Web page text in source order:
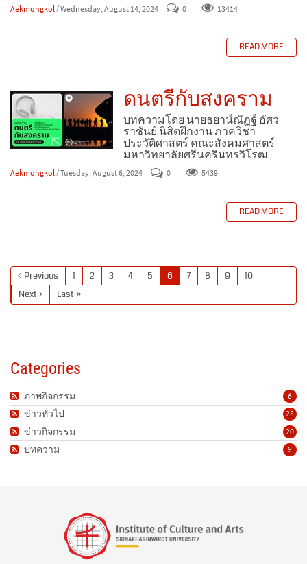
Aekmongkol/ Wednesday, August 14, 2024 0 13414
READ MORE
ดนตรีกับสงคราม
บทความโดย นายธยาน์ณัฏฐ์ อัศว
ราชันย์ นิสิตฝึกงาน ภาควิชา
ประวัติศาสตร์ คณะสังคมศาสตร์
มหาวิทยาลัยศรีนครินทรวิโรฒ
Aekmongkol/ Tuesday, August 6, 2024 0 5439
READ MORE
Previous 1 2 3 4 5 6 7 8 9
10
Next
Last
Categories
6
ภาพกิจกรรม
28
ข่าวทั่วไป
20
ข่าวกิจกรรม
9
บทความ